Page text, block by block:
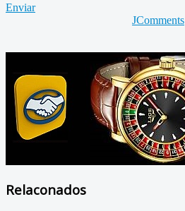
Enviar
JComments
Relaconados